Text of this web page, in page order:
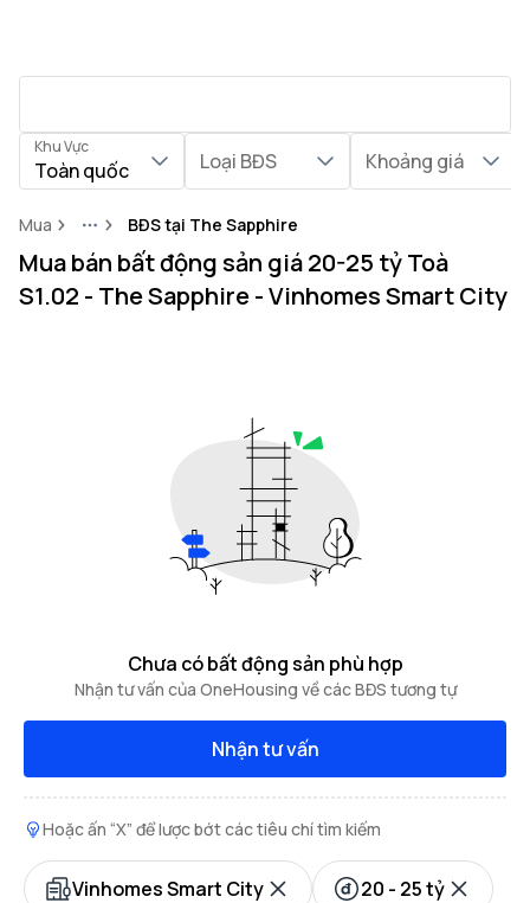
Khu Vực
Toàn quốc Loại BĐS Khoảng giá
Mua MoreBĐS tại The Sapphire
Mua bán bất động sản giá 20-25 tỷ Toà
S1.02 - The Sapphire - Vinhomes Smart City
Chưa có bất động sản phù hợp
Nhận tư vấn của OneHousing về các BĐS tương tự
Nhận tư vấn
Hoặc ấn “X” để lược bớt các tiêu chí tìm kiếm
Vinhomes Smart City 20 - 25 tỷ